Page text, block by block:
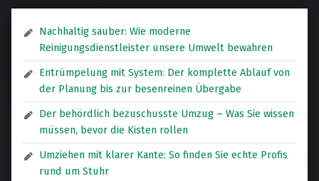
Nachhaltig sauber: Wie moderne
Reinigungsdienstleister unsere Umwelt bewahren
Entrümpelung mit System: Der komplette Ablauf von
der Planung bis zur besenreinen Übergabe
Der behördlich bezuschusste Umzug – Was Sie wissen
müssen, bevor die Kisten rollen
Umziehen mit klarer Kante: So finden Sie echte Profis
rund um Stuhr